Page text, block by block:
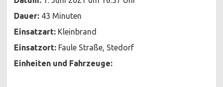
Dauer: 43 Minuten
Einsatzart: Kleinbrand
Einsatzort: Faule Straße, Stedorf
Einheiten und Fahrzeuge: